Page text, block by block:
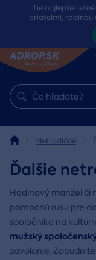
Tie najlepšie
priateľmi, rodinou
Netradičné
Ďalšie
Hodinový manžel či
pomocnú ruku pre
spoločníka na
mužský
zavolanie.